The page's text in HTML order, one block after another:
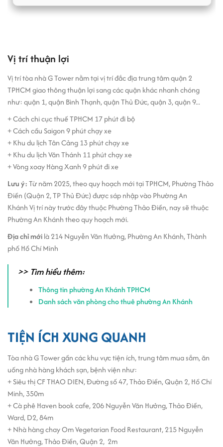
ứng trọn vẹn nhu cầu của khách thuê như thang máy tốc độ cao,
hệ thống máy lạnh trung tâm, camera CCTV quan sát 24/24, hệ
biệt cho từng văn phòng.
Với vẻ ngoài tinh tế, độc đáo, vị trí đầy hứa hẹn cùng những tiện
nghi phù hợp với việccho thuê văn phòng, văn phòng giá rẻ quận
2 G Tower hứa hẹn sẽ góp phần không nhỏ vào sự thành công của
quý doanh nghiệp.
Vị trí thuận lợi
Vị trí tòa nhà G Tower nằm tại vị trí đắc địa trung tâm quận 2
TPHCM giao thông thuận lợi sang các quận khác nhanh chóng
như: quận 1, quận Bình Thạnh, quận Thủ Đức, quận 3, quận 9...
+ Cách chi cục thuế TPHCM 17 phút đi bộ
+ Cách cầu Saigon 9 phút chạy xe
+ Khu du lịch Tân Cảng 13 phút chạy xe
+ Khu du lịch Văn Thánh 11 phút chạy xe
+ Vòng xoay Hàng Xanh 9 phút đi xe
Lưu ý:Từ năm 2025, theo quy hoạch mới tại TPHCM, Phường Thảo
Điền (Quận 2, TP Thủ Đức) được sáp nhập vào Phường An
Khánh Vị trí này trước đây thuộc Phường Thảo Điền, nay sẽ thuộc
Phường An Khánh theo quy hoạch mới.
Địa chỉ mớilà 214 Nguyễn Văn Hưởng, Phường An Khánh, Thành
phố Hồ Chí Minh
>> Tìm hiểu thêm:
Thông tin phường An Khánh TPHCM
Danh sách văn phòng cho thuê phường An Khánh
TIỆN ÍCH XUNG QUANH
Tòa nhà G Tower gần các khu vực tiện ích, trung tâm mua sắm, ăn
uống nhà hàng khách sạn, bệnh viện như:
+ Siêu thị CF THAO DIEN, Đường số 47, Thảo Điền, Quận 2, Hồ Chí
Minh, 350m
+ Cà phê Haven book cafe, 206 Nguyễn Văn Hưởng, Thảo Điền,
Ward, D2, 84m
+ Nhà hàng chay Om Vegetarian Food Restaurant, 215 Nguyễn
Văn Hưởng, Thảo Điền, Quận 2, 2m